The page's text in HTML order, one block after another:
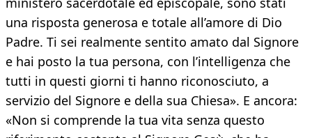
una risposta generosa e totale all’amore di Dio
Padre. Ti sei realmente sentito amato dal Signore
e hai posto la tua persona, con l’intelligenza che
tutti in questi giorni ti hanno riconosciuto, a
servizio del Signore e della sua Chiesa». E ancora:
«Non si comprende la tua vita senza questo